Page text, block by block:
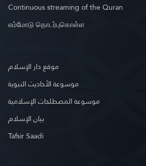
Continuous streaming of the Quran
எம்மோடு தொடர்புகொள்ள
موقع دار الإسلام
موسوعة الأحاديث النبوية
موسوعة المصطلحات الإسلامية
بيان الإسلام
Tafsir Saadi